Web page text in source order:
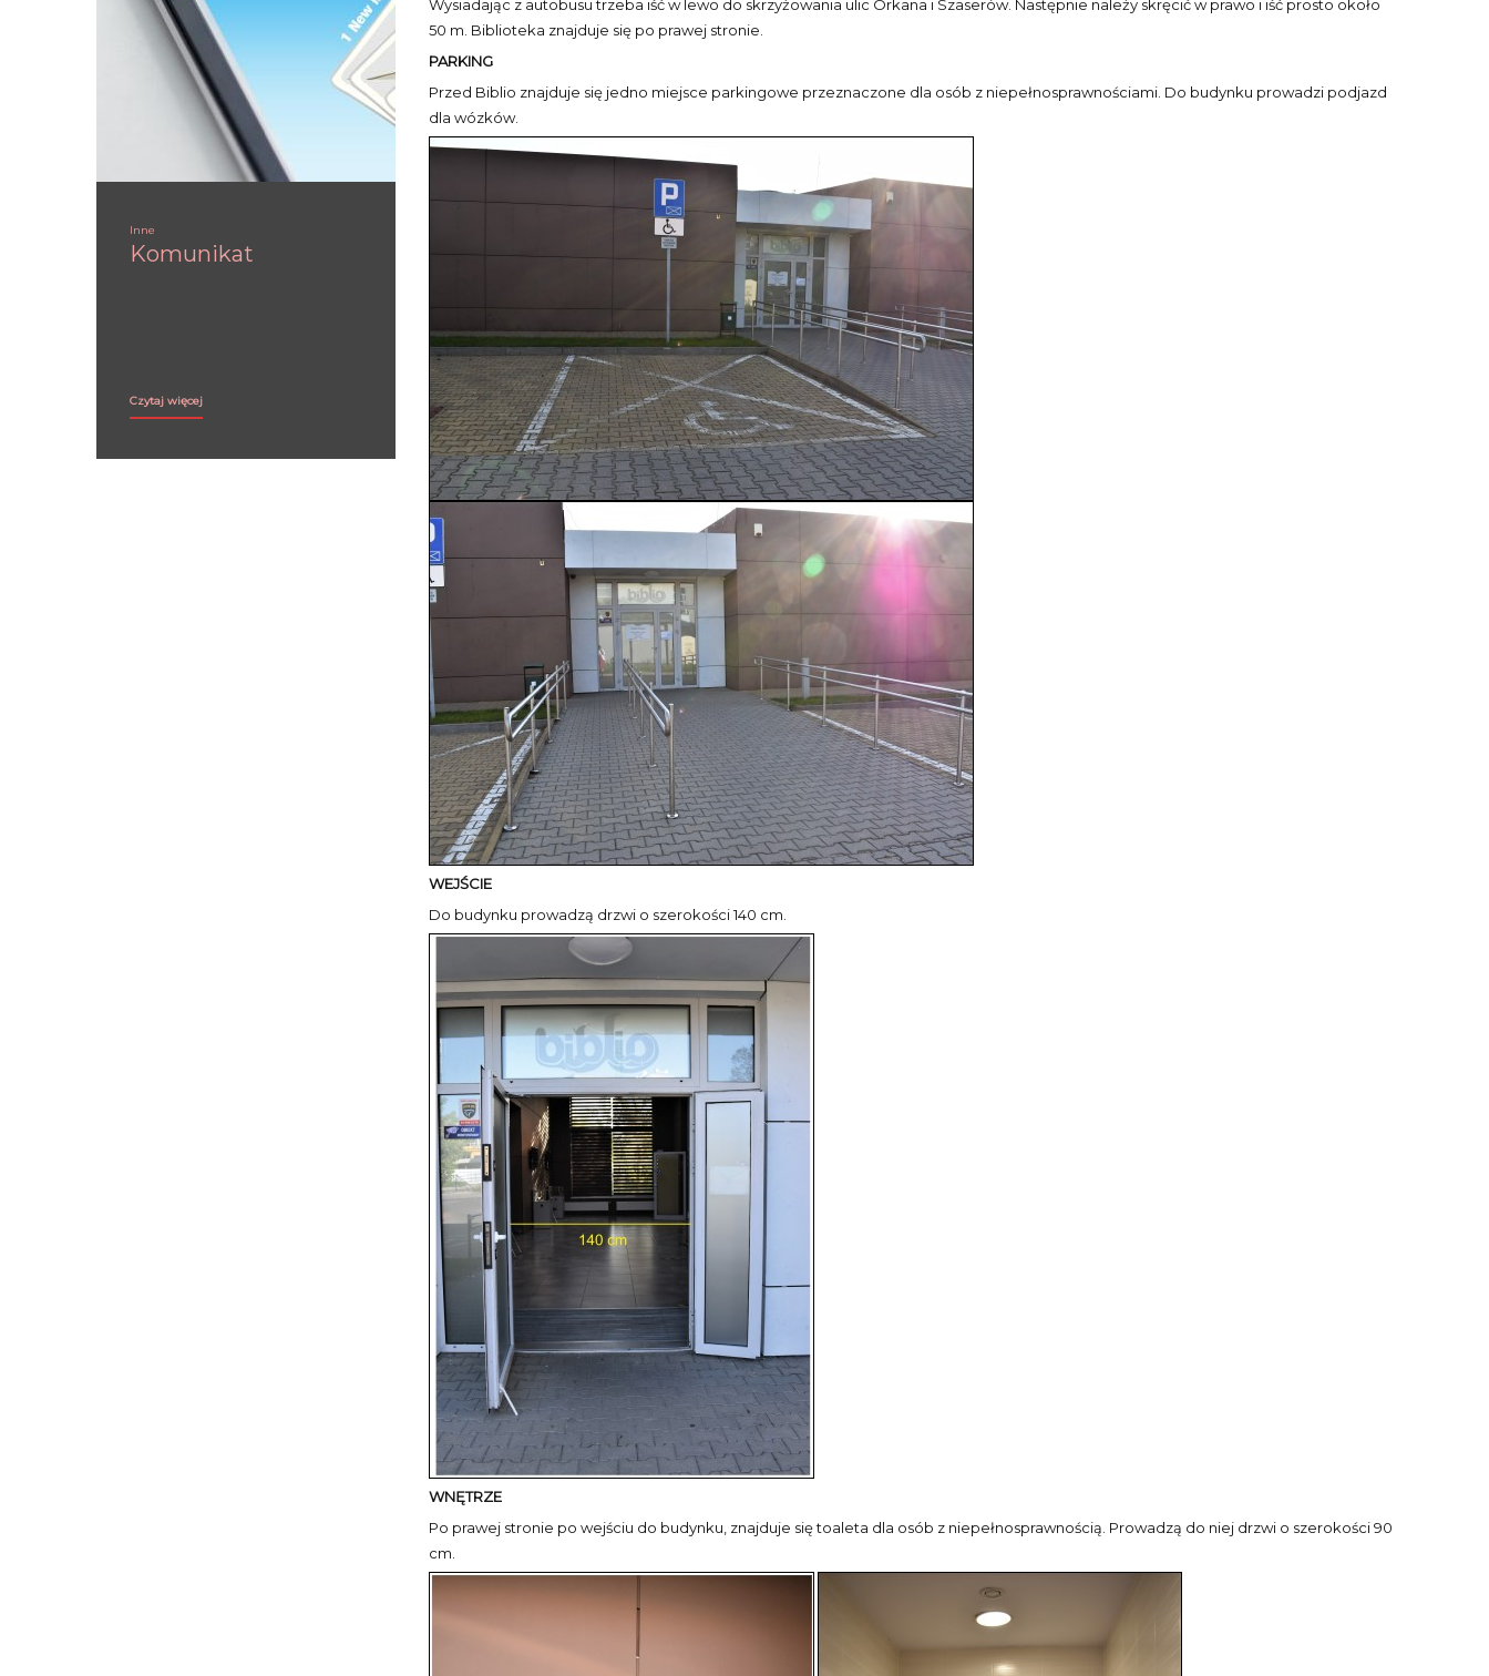
Wysiadając z autobusu trzeba iść w lewo do skrzyżowania ulic Orkana i Szaserów. Następnie należy skręcić w prawo i iść prosto około
50 m. Biblioteka znajduje się po prawej stronie.
PARKING
Przed Biblio znajduje się jedno miejsce parkingowe przeznaczone dla osób z niepełnosprawnościami. Do budynku prowadzi podjazd
dla wózków.
WEJŚCIE
Do budynku prowadzą drzwi o szerokości 140 cm.
WNĘTRZE
Po prawej stronie po wejściu do budynku, znajduje się toaleta dla osób z niepełnosprawnością. Prowadzą do niej drzwi o szerokości 90
cm.
Inne
Komunikat
Komunikat:
Czytaj więcej